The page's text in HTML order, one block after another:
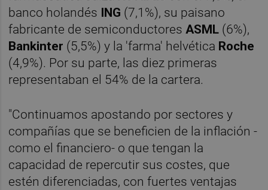
banco holandés ING (7,1%), su paisano
fabricante de semiconductoresASML (6%),
Bankinter (5,5%) y la 'farma' helvética Roche
(4,9%). Por su parte, las diez primeras
representaban el 54% de la cartera.
"Continuamos apostando por sectores y
compañías que se beneficien de la inflación -
como el financiero- o que tengan la
capacidad de repercutir sus costes, que
estén diferenciadas, con fuertes ventajas